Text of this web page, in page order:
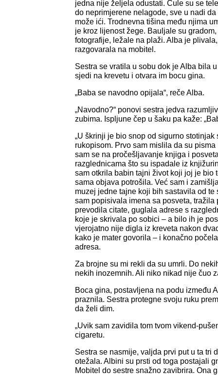
jedna nije željela odustati. Čule su se
do neprimjerene nelagode, sve u nadi
može ići. Trodnevna tišina među njima
je kroz lijenost žege. Bauljale su
fotografije, ležale na plaži. Alba je
razgovarala na mobitel.
Sestra se vratila u sobu dok je Alba bila
sjedi na krevetu i otvara im bocu gina.
„Baba se navodno opijala“, reče Alba.
„Navodno?“ ponovi sestra jedva
zubima. Ispljune čep u šaku pa kaže:
„U škrinji je bio snop od sigurno
rukopisom. Prvo sam mislila da su
sam se na pročešljavanje knjiga i
razglednicama što su ispadale iz
sam otkrila babin tajni život koji joj je bio
sama objava potrošila. Već sam i
muzej jedne tajne koji bih sastavila od
sam popisivala imena sa posveta, tražila
prevodila citate, guglala adrese s
koje je skrivala po sobici – a bilo ih je
vjerojatno nije digla iz kreveta nakon
kako je mater govorila – i konačno
adresa.
Za brojne su mi rekli da su umrli. Do
nekih inozemnih. Ali niko nikad nije čuo
Boca gina, postavljena na podu između
praznila. Sestra protegne svoju ruku
da želi dim.
„Uvik sam zavidila tom tvom vikend-
cigaretu.
Sestra se nasmije, valjda prvi put u ta tri
otežala. Albini su prsti od toga postajali
Mobitel do sestre snažno zavibrira. Ona